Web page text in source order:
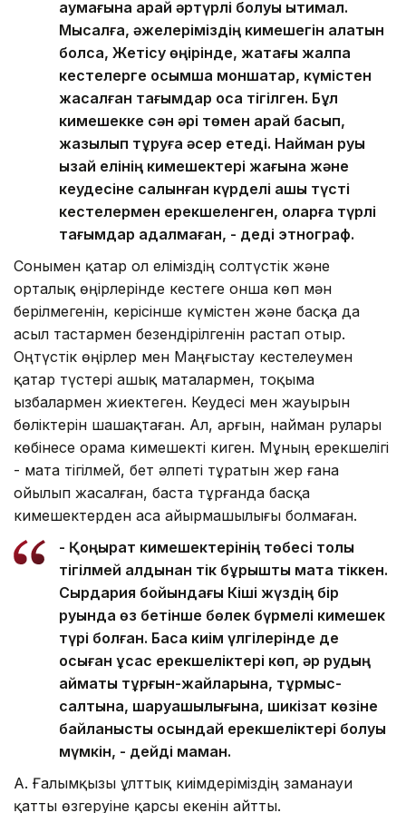
аумағына қарай әртүрлі болуы ықтимал.
Мысалға, әжелеріміздің кимешегін алатын
болсақ, Жетісу өңірінде, жақтағы жалпақ
кестелерге қосымша моншақтар, күмістен
жасалған тағымдар қоса тігілген. Бұл
кимешекке сән әрі төмен қарай басып,
жазылып тұруға әсер етеді. Найман руы
қызай елінің кимешектері жағына және
кеудесіне салынған күрделі ашық түсті
кестелермен ерекшеленген, оларға түрлі
тағымдар қадалмаған, - деді этнограф.
Сонымен қатар ол еліміздің солтүстік және
орталық өңірлерінде кестеге онша көп мән
берілмегенін, керісінше күмістен және басқа да
асыл тастармен безендірілгенін растап отыр.
Оңтүстік өңірлер мен Маңғыстау кестелеумен
қатар түстері ашық маталармен, тоқыма
ызбалармен жиектеген. Кеудесі мен жауырын
бөліктерін шашақтаған. Ал, арғын, найман рулары
көбінесе орама кимешекті киген. Мұның ерекшелігі
- мата тігілмей, бет әлпеті тұратын жер ғана
ойылып жасалған, баста тұрғанда басқа
кимешектерден аса айырмашылығы болмаған.
- Қоңырат кимешектерінің төбесі толық
тігілмей алдынан тік бұрышты мата тіккен.
Сырдария бойындағы Кіші жүздің бір
руында өз бетінше бөлек бүрмелі кимешек
түрі болған. Басқа киім үлгілерінде де
осыған ұқсас ерекшеліктері көп, әр рудың
аймақтық тұрғын-жайларына, тұрмыс-
салтына, шаруашылығына, шикізат көзіне
байланысты осындай ерекшеліктері болуы
мүмкін, - дейді маман.
А. Ғалымқызы ұлттық киімдеріміздің заманауи
қатты өзгеруіне қарсы екенін айтты.